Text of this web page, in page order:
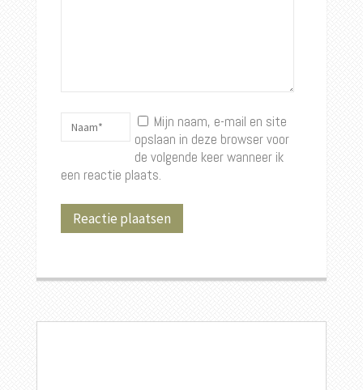
Mijn naam, e-mail en site
opslaan in deze browser voor
de volgende keer wanneer ik
een reactie plaats.